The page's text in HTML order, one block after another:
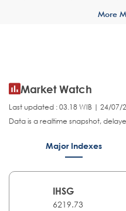
More
Market Watch
Last updated : 03.18 WIB | 24/07/
Data is a realtime snapshot,
Major Indexes
IHSG
6219.73